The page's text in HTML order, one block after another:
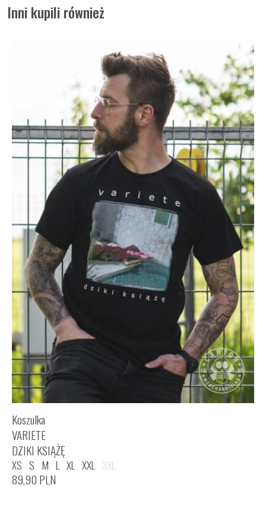
Inni kupili również
Koszulka
VARIETE
DZIKI KSIĄŻĘ
XS S M L XL XXL 3XL
89,90 PLN